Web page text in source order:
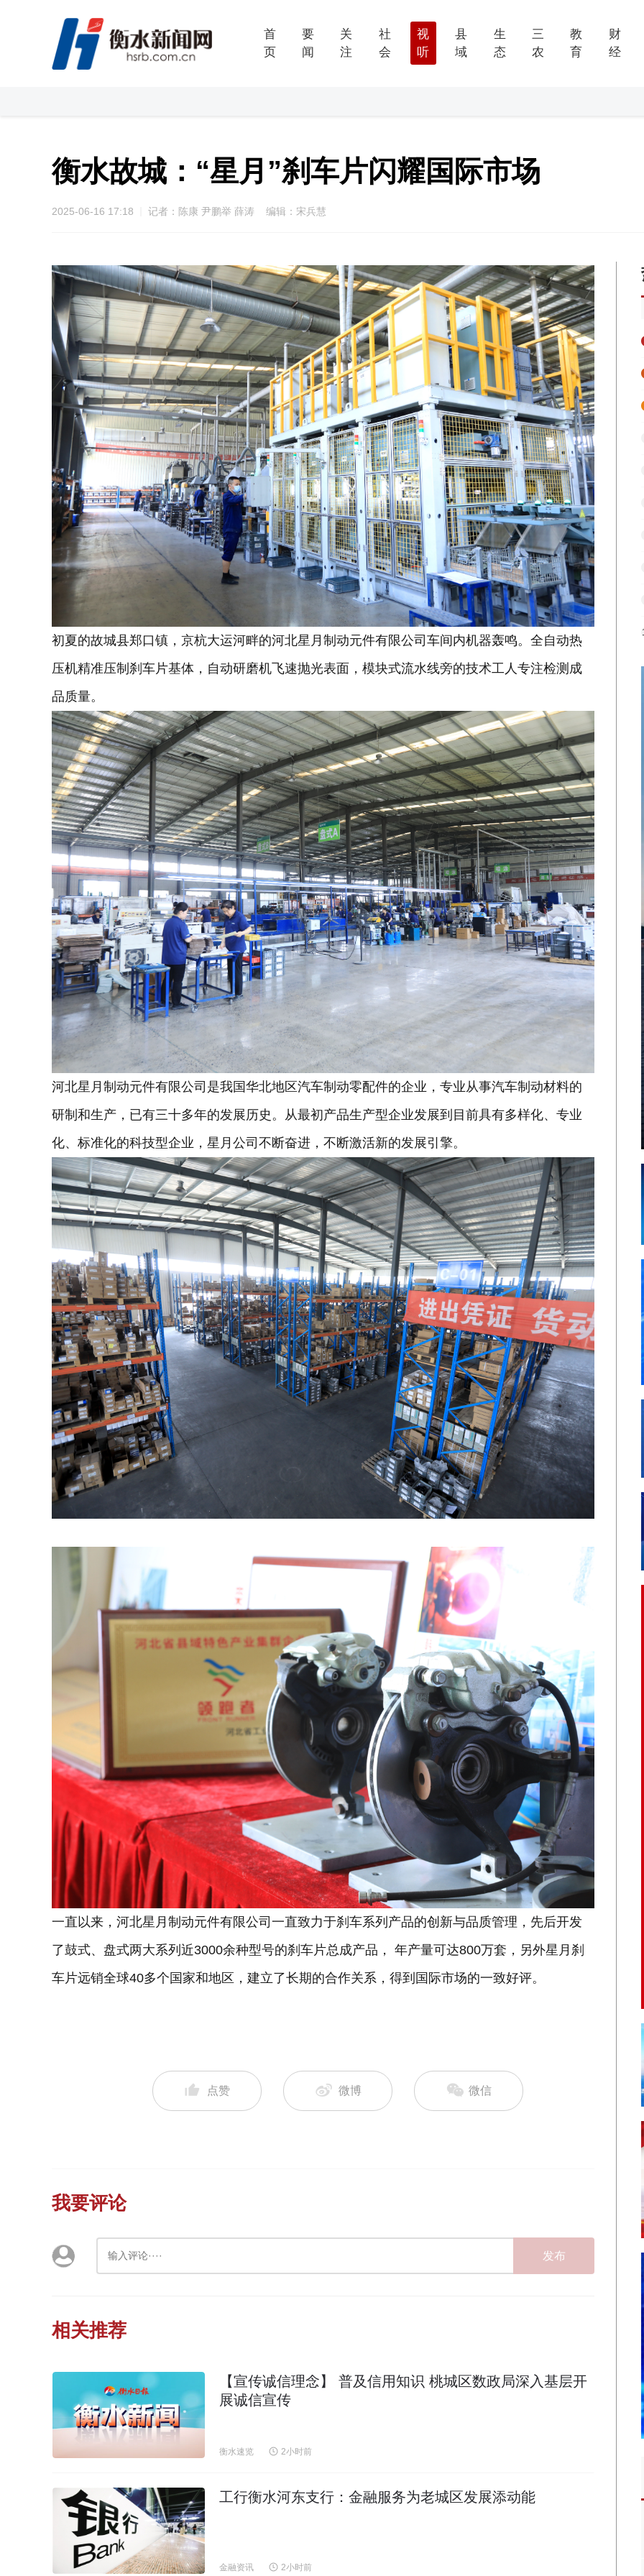
首
页
要
闻
关
注
社
会
视
听
县
域
生
态
三
农
教
育
财
经
衡水故城：“星月”刹车片闪耀国际市场
2025-06-16 17:18 记者：陈康 尹鹏举 薛涛 编辑：宋兵慧
初夏的故城县郑口镇，京杭大运河畔的河北星月制动元件有限公司车间内机器轰鸣。全自动热
压机精准压制刹车片基体，自动研磨机飞速抛光表面，模块式流水线旁的技术工人专注检测成
品质量。
河北星月制动元件有限公司是我国华北地区汽车制动零配件的企业，专业从事汽车制动材料的
研制和生产，已有三十多年的发展历史。从最初产品生产型企业发展到目前具有多样化、专业
化、标准化的科技型企业，星月公司不断奋进，不断激活新的发展引擎。
一直以来，河北星月制动元件有限公司一直致力于刹车系列产品的创新与品质管理，先后开发
了鼓式、盘式两大系列近3000余种型号的刹车片总成产品， 年产量可达800万套，另外星月刹
车片远销全球40多个国家和地区，建立了长期的合作关系，得到国际市场的一致好评。
点赞 微博 微信
我要评论
发布
相关推荐
【宣传诚信理念】 普及信用知识 桃城区数政局深入基层开
展诚信宣传
衡水速览 2小时前
工行衡水河东支行：金融服务为老城区发展添动能
金融资讯 2小时前